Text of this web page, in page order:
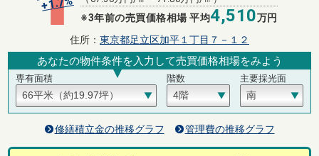
+1.7
※3年前の売買価格相場 平均4,510万円
住所： 東京都足立区加平１丁目７－１２
あなたの物件条件を入力して売買価格相場をみよう
専有面積 階数 主要採光面
修繕積立金の推移グラフ 管理費の推移グラフ